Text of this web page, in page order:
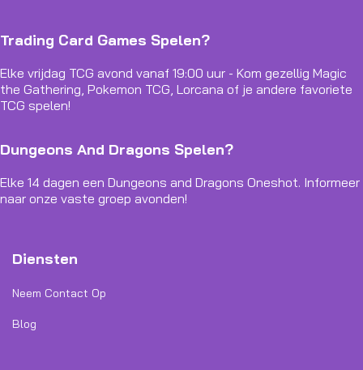
Trading Card Games Spelen?
Elke vrijdag TCG avond vanaf 19:00 uur - Kom gezellig Magic
the Gathering, Pokemon TCG, Lorcana of je andere favoriete
TCG spelen!
Dungeons And Dragons Spelen?
Elke 14 dagen een Dungeons and Dragons Oneshot. Informeer
naar onze vaste groep avonden!
Diensten
Neem Contact Op
Blog